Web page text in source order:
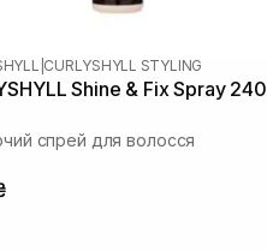
CURLYSHYLL STYLING
Shine & Fix Spray 240
спрей для волосся